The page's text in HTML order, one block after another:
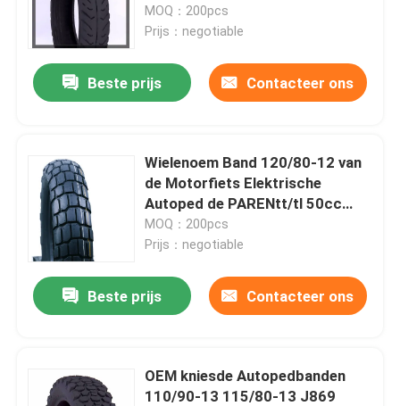
MOQ：200pcs
Prijs：negotiable
Beste prijs Contacteer ons
Wielenoem Band 120/80-12 van
de Motorfiets Elektrische
Autoped de PARENtt/tl 50cc
Gekniesde Banden van J653 6
MOQ：200pcs
Prijs：negotiable
Beste prijs Contacteer ons
OEM kniesde Autopedbanden
110/90-13 115/80-13 J869